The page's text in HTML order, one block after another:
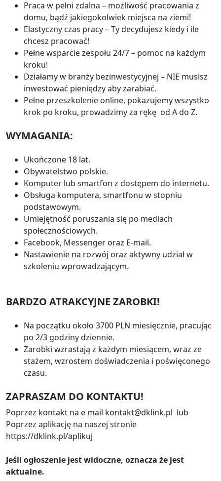
Praca w pełni zdalna – możliwość pracowania z
domu, bądź jakiegokolwiek miejsca na ziemi!
Elastyczny czas pracy – Ty decydujesz kiedy i ile
chcesz pracować!
Pełne wsparcie zespołu 24/7 – pomoc na każdym
kroku!
Działamy w branży bezinwestycyjnej – NIE musisz
inwestować pieniędzy aby zarabiać.
Pełne przeszkolenie online, pokazujemy wszystko
krok po kroku, prowadzimy za rękę od A do Z.
WYMAGANIA:
Ukończone 18 lat.
Obywatelstwo polskie.
Komputer lub smartfon z dostępem do internetu.
Obsługa komputera, smartfonu w stopniu
podstawowym.
Umiejętność poruszania się po mediach
społecznościowych.
Facebook, Messenger oraz E-mail.
Nastawienie na rozwój oraz aktywny udział w
szkoleniu wprowadzającym.
BARDZO ATRAKCYJNE ZAROBKI!
Na początku około 3700 PLN miesięcznie, pracując
po 2/3 godziny dziennie.
Zarobki wzrastają z każdym miesiącem, wraz ze
stażem, wzrostem doświadczenia i poświęconego
czasu.
ZAPRASZAM DO KONTAKTU!
Poprzez kontakt na e mail kontakt@dklink.pl lub
Poprzez aplikację na naszej stronie
https://dklink.pl/aplikuj
Jeśli ogłoszenie jest widoczne, oznacza że jest
aktualne.